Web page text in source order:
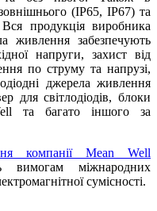
(IP65, IP67) та
продукція виробника
живлення забезпечують
напруги, захист від
по струму та напрузі,
джерела живлення
для світлодіодів, блоки
та багато іншого за
компанії Mean Well
вимогам міжнародних
сумісності.